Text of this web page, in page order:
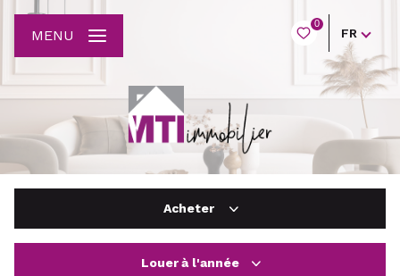
0
FR
MENU
Acheter
Louer à l'année